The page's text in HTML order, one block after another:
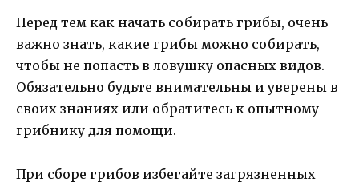
Перед тем как начать собирать грибы, очень
важно знать, какие грибы можно собирать,
чтобы не попасть в ловушку опасных видов.
Обязательно будьте внимательны и уверены в
своих знаниях или обратитесь к опытному
грибнику для помощи.
При сборе грибов избегайте загрязненных